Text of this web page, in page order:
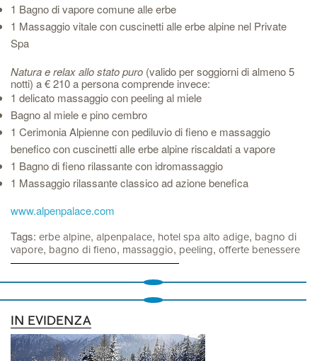
1 Bagno di vapore comune alle erbe
1 Massaggio vitale con cuscinetti alle erbe alpine nel Private
Spa
Natura e relax allo stato puro (valido per soggiorni di almeno 5
notti) a € 210 a persona comprende invece:
1 delicato massaggio con peeling al miele
Bagno al miele e pino cembro
1 Cerimonia Alpienne con pediluvio di fieno e massaggio
benefico con cuscinetti alle erbe alpine riscaldati a vapore
1 Bagno di fieno rilassante con idromassaggio
1 Massaggio rilassante classico ad azione benefica
www.alpenpalace.com
Tags: erbe alpine, alpenpalace, hotel spa alto adige, bagno di
vapore, bagno di fieno, massaggio, peeling, offerte benessere
IN EVIDENZA